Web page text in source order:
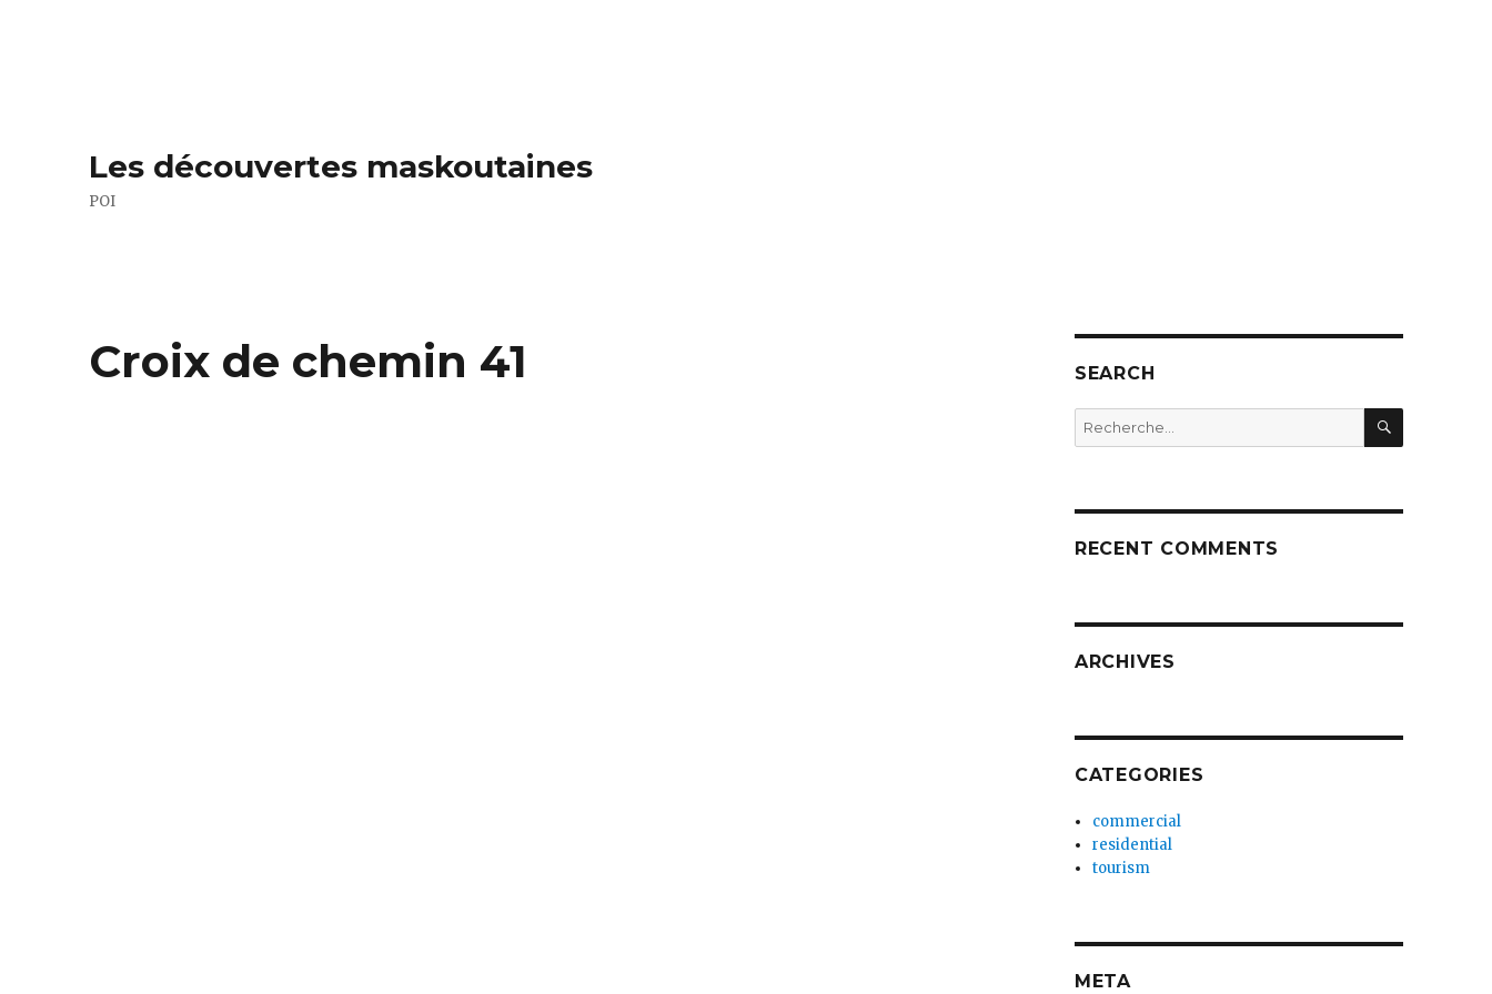
Les découvertes maskoutaines
POI
Croix de chemin 41 SEARCH
Recherche
pour
RECENT COMMENTS
ARCHIVES
CATEGORIES
commercial
residential
tourism
META